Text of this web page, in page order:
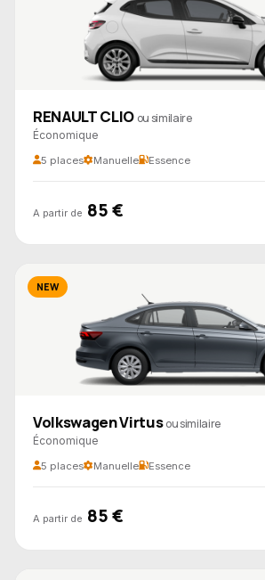
RENAULT CLIO ou similaire
Économique
5 places Manuelle Essence
A partir de 85 €
NEW
Volkswagen Virtusou similaire
Économique
5 places Manuelle Essence
A partir de 85 €